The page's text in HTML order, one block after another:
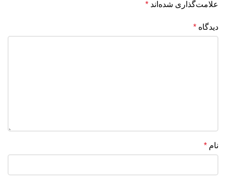
علامت‌گذاری شده‌اند *
دیدگاه *
نام *